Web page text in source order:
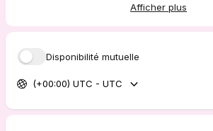
🌿 Reiki
🌿 Bols tibétains
🌿 Soin intuitif
🌿 Libération de l’âme
Afficher plus
Disponibilité mutuelle
(+00:00) UTC - UTC